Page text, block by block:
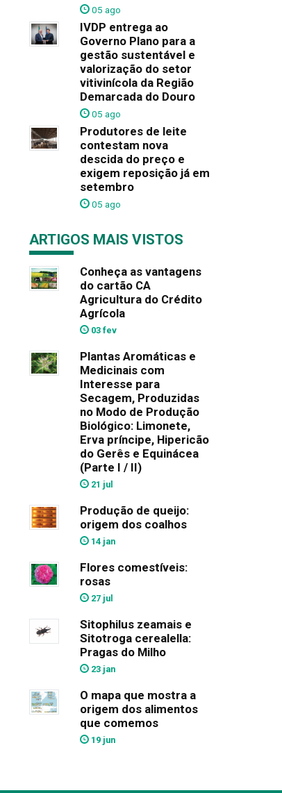
05 ago
IVDP entrega ao
Governo Plano para a
gestão sustentável e
valorização do setor
vitivinícola da Região
Demarcada do Douro
05 ago
Produtores de leite
contestam nova
descida do preço e
exigem reposição já em
setembro
05 ago
ARTIGOS MAIS VISTOS
Conheça as vantagens
do cartão CA
Agricultura do Crédito
Agrícola
03 fev
Plantas Aromáticas e
Medicinais com
Interesse para
Secagem, Produzidas
no Modo de Produção
Biológico: Limonete,
Erva príncipe, Hipericão
do Gerês e Equinácea
(Parte I / II)
21 jul
Produção de queijo:
origem dos coalhos
14 jan
Flores comestíveis:
rosas
27 jul
Sitophilus zeamais e
Sitotroga cerealella:
Pragas do Milho
23 jan
O mapa que mostra a
origem dos alimentos
que comemos
19 jun